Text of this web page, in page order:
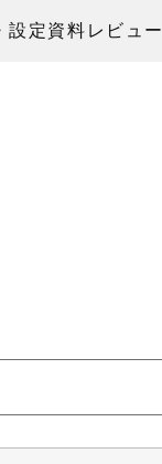
設定資料レビュー